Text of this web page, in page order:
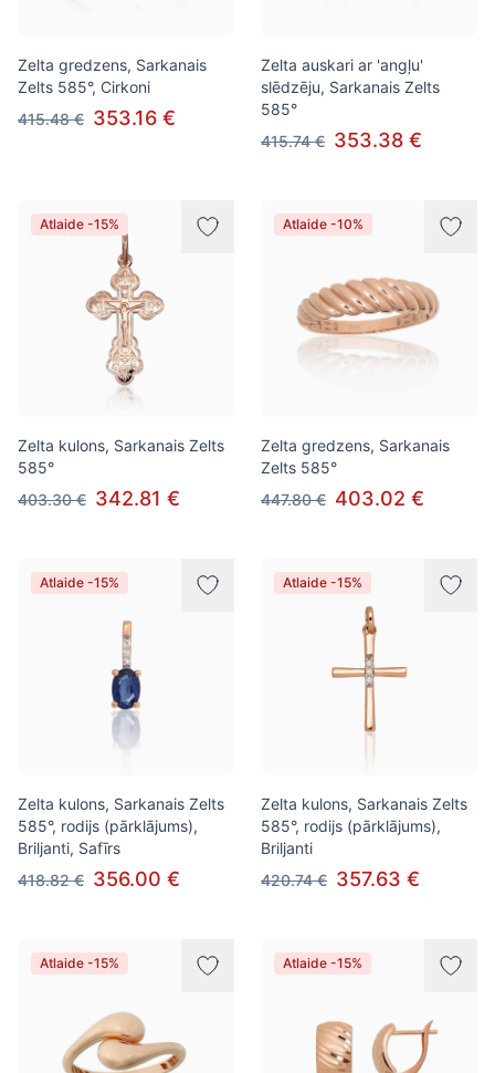
Zelta gredzens, Sarkanais
Zelts 585°, Cirkoni
415.48 € 353.16 €
Zelta auskari ar 'angļu'
slēdzēju, Sarkanais Zelts
585°
415.74 € 353.38 €
Atlaide -15%
Zelta kulons, Sarkanais Zelts
585°
403.30 € 342.81 €
Atlaide -10%
Zelta gredzens, Sarkanais
Zelts 585°
447.80 € 403.02 €
Atlaide -15%
Zelta kulons, Sarkanais Zelts
585°, rodijs (pārklājums),
Briljanti, Safīrs
418.82 € 356.00 €
Atlaide -15%
Zelta kulons, Sarkanais Zelts
585°, rodijs (pārklājums),
Briljanti
420.74 € 357.63 €
Atlaide -15% Atlaide -15%